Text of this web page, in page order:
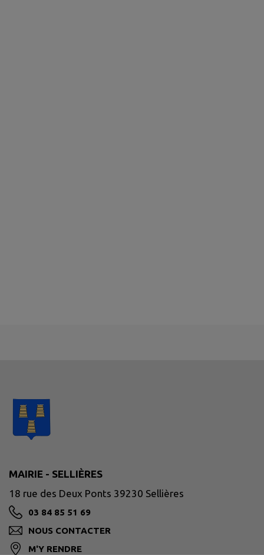
MAIRIE - SELLIÈRES
18 rue des Deux Ponts 39230 Sellières
03 84 85 51 69
NOUS CONTACTER
M'Y RENDRE